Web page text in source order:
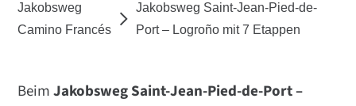
Jakobsweg
Camino Francés
Jakobsweg Saint-Jean-Pied-de-
Port – Logroño mit 7 Etappen
BeimJakobsweg Saint-Jean-Pied-de-Port –